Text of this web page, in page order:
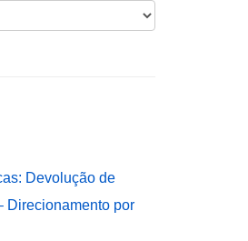
Devolução de
Direcionamento por